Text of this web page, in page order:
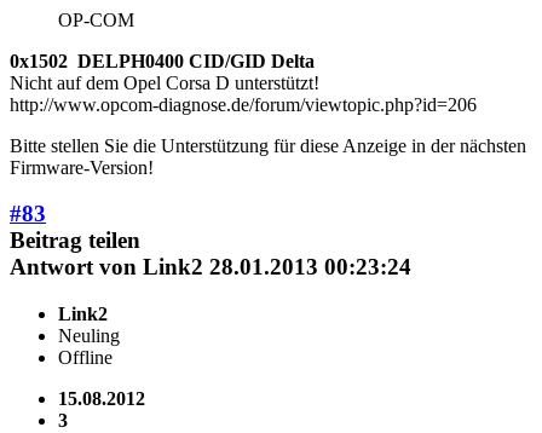
OP-COM
0x1502 DELPH0400 CID/GID Delta
Nicht auf dem Opel Corsa D unterstützt!
http://www.opcom-diagnose.de/forum/viewtopic.php?id=206
Bitte stellen Sie die Unterstützung für diese Anzeige in der nächsten
Firmware-Version!
#83
Beitrag teilen
Antwort von Link2 28.01.2013 00:23:24
Link2
Neuling
Offline
15.08.2012
3